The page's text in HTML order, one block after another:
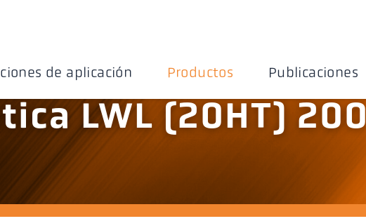
de aplicación Productos Publicaciones
LWL (20HT) 200